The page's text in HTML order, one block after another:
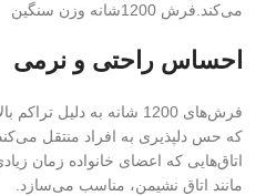
می‌کند.فرش 1200شانه وزن سنگین
احساس راحتی و نرمی
فرش‌های 1200 شانه به
که حس دلپذیری به افراد منتقل
اتاق‌هایی که اعضای خانواده زمان
مانند اتاق نشیمن، مناسب می‌سازد.